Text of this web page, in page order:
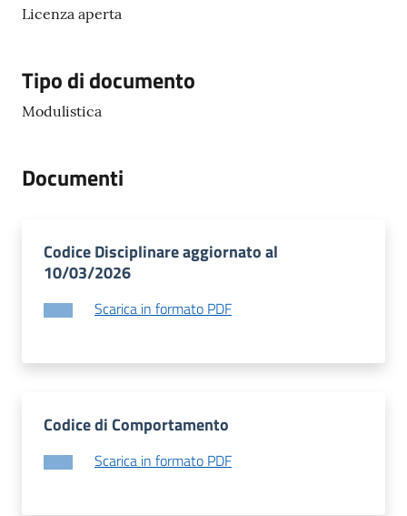
Licenza aperta
Tipo di documento
Modulistica
Documenti
Codice Disciplinare aggiornato al
10/03/2026
Scarica in formato PDF
Codice di Comportamento
Scarica in formato PDF